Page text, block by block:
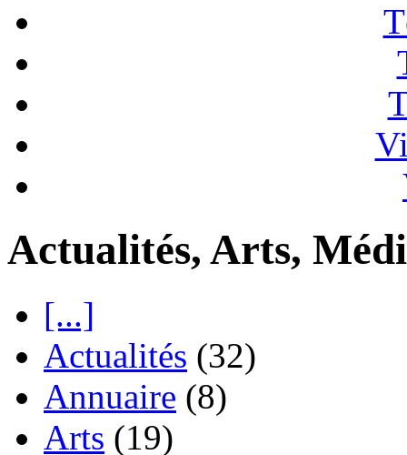
Actualités, Arts,
[...]
Actualités (32)
Annuaire (8)
Arts (19)